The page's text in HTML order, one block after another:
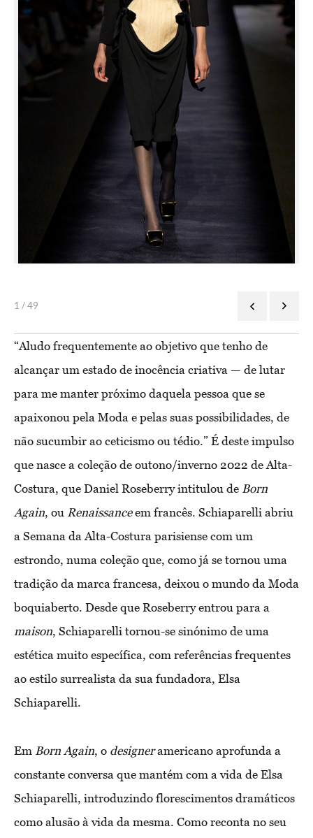
1 / 49
“Aludo frequentemente ao objetivo que tenho de
alcançar um estado de inocência criativa — de lutar
para me manter próximo daquela pessoa que se
apaixonou pela Moda e pelas suas possibilidades, de
não sucumbir ao ceticismo ou tédio.” É deste impulso
que nasce a coleção de outono/inverno 2022 de Alta-
Costura, que Daniel Roseberry intitulou de Born
Again, ou Renaissanceem francês. Schiaparelli abriu
a Semana da Alta-Costura parisiense com um
estrondo, numa coleção que, como já se tornou uma
tradição da marca francesa, deixou o mundo da Moda
boquiaberto. Desde que Roseberry entrou para a
maison, Schiaparelli tornou-se sinónimo de uma
estética muito específica, com referências frequentes
ao estilo surrealista da sua fundadora, Elsa
Schiaparelli.
Em Born Again, o designeramericano aprofunda a
constante conversa que mantém com a vida de Elsa
Schiaparelli, introduzindo florescimentos dramáticos
como alusão à vida da mesma. Como reconta no seu